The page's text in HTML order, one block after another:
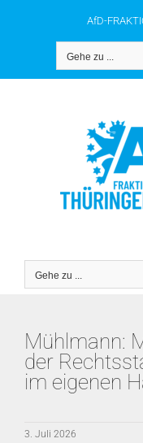
AfD-
Gehe zu ...
Gehe zu ...
Mühlmann:
der
im eigenen
3. Juli 2026